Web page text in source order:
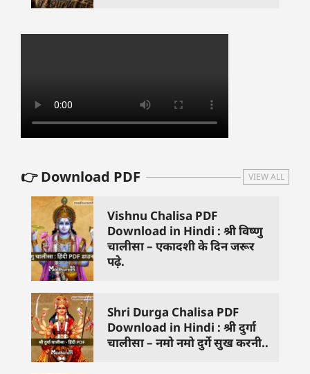
👉 Download PDF VIEW ALL
Vishnu Chalisa PDF
Download in Hindi : श्री विष्णु
चालीसा – एकादशी के दिन जरूर
पढ़े.
Shri Durga Chalisa PDF
Download in Hindi : श्री दुर्गा
चालीसा – नमो नमो दुर्गे सुख करनी..